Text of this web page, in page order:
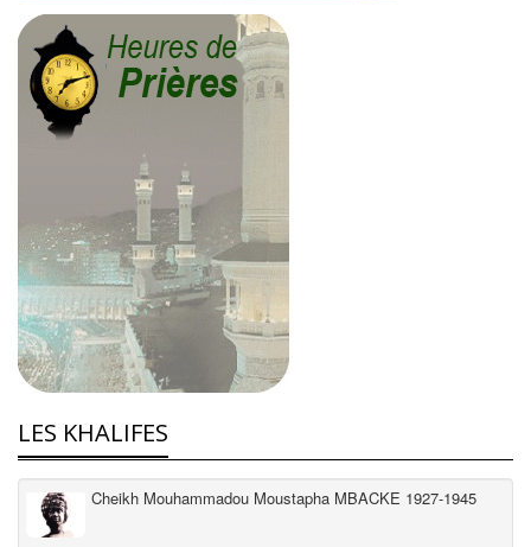
LES KHALIFES
Cheikh Mouhammadou Moustapha MBACKE 1927-1945